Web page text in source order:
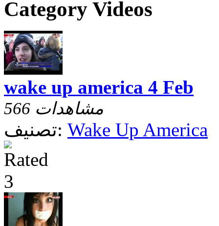
Category Videos
wake up america 4 Feb
566 مشاهدات
تصنيف: Wake Up America